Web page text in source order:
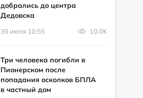
добрались до центра
Дедовска
30 июля 10:55 10.0K
Три человека погибли в
Пионерском после
попадания осколков БПЛА
в частный дом